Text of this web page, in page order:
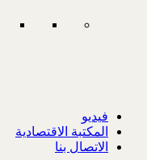
فيديو
المكتبة الاقتصادية
الاتصال بنا